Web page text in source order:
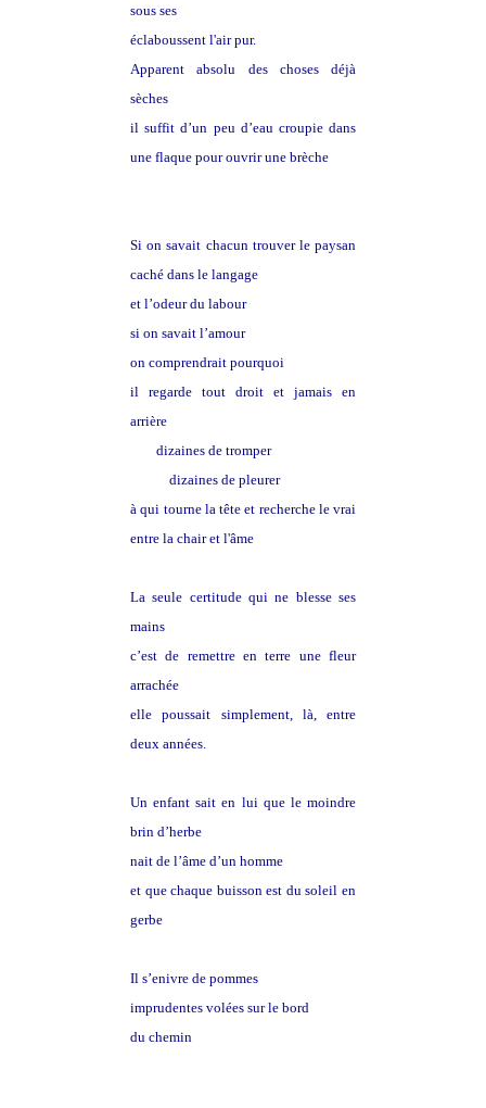
sous ses
éclaboussent l'air pur.
Apparent absolu des choses déjà
sèches
il suffit d’un peu d’eau croupie dans
une flaque pour ouvrir une brèche
Si on savait chacun trouver le paysan
caché dans le langage
et l’odeur du labour
si on savait l’amour
on comprendrait pourquoi
il regarde tout droit et jamais en
arrière
dizaines de tromper
dizaines de pleurer
à qui tourne la tête et recherche le vrai
entre la chair et l'âme
La seule certitude qui ne blesse ses
mains
c’est de remettre en terre une fleur
arrachée
elle poussait simplement, là, entre
deux années.
Un enfant sait en lui que le moindre
brin d’herbe
nait de l’âme d’un homme
et que chaque buisson est du soleil en
gerbe
Il s’enivre de pommes
imprudentes volées sur le bord
du chemin